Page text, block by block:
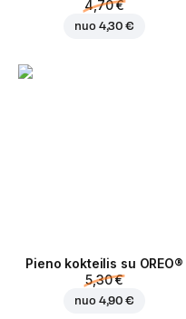
4,70 €
nuo 4,30 €
Pieno kokteilis su OREO®
5,30 €
nuo 4,90 €